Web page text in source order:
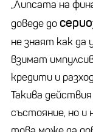
„Липсата на
доведе до
не знаят как да
взимат
кредити и
Такива
състояние, но и